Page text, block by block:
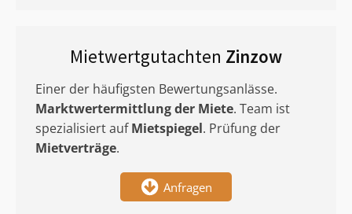
Mietwertgutachten Zinzow
Einer der häufigsten Bewertungsanlässe.
Marktwertermittlungder Miete. Team ist
spezialisiert aufMietspiegel. Prüfung der
Mietverträge.
Anfragen